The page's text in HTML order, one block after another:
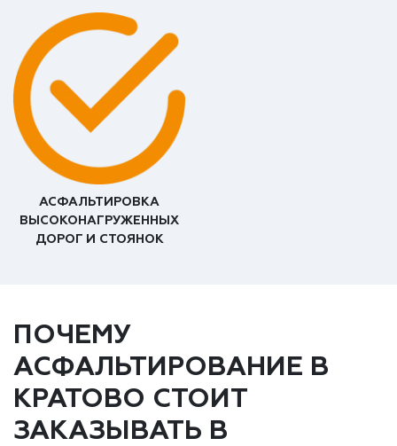
АСФАЛЬТИРОВКА
ВЫСОКОНАГРУЖЕННЫХ
ДОРОГ И СТОЯНОК
ПОЧЕМУ
АСФАЛЬТИРОВАНИЕ В
КРАТОВО СТОИТ
ЗАКАЗЫВАТЬ В